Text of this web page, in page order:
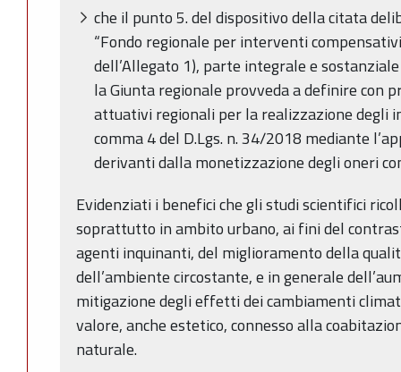
che il punto 5. del dispositivo della citata
“Fondo regionale per interventi
dell’Allegato 1), parte integrale e
la Giunta regionale provveda a definire con
attuativi regionali per la realizzazione degli
comma 4 del D.Lgs. n. 34/2018 mediante
derivanti dalla monetizzazione degli oneri
Evidenziati i benefici che gli studi scientifici
soprattutto in ambito urbano, ai fini del
agenti inquinanti, del miglioramento della
dell’ambiente circostante, e in generale
mitigazione degli effetti dei cambiamenti
valore, anche estetico, connesso alla
naturale.